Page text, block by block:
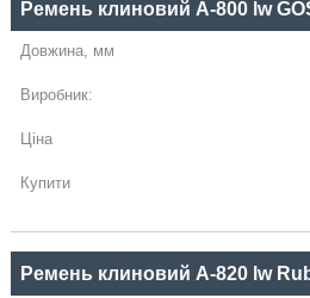
Ремень клиновий A-800 lw
Ремень клиновий A-820 lw